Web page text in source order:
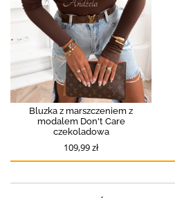
Bluzka z marszczeniem z
modalem Don't Care
czekoladowa
109,99 zł